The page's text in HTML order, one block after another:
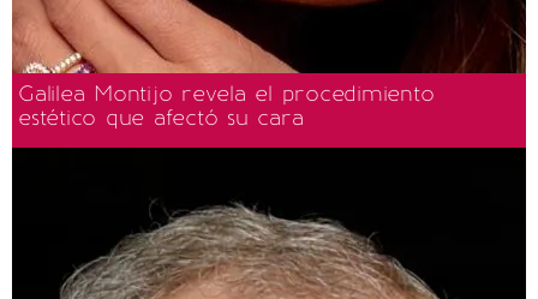
Galilea Montijo revela el procedimiento
estético que afectó su cara